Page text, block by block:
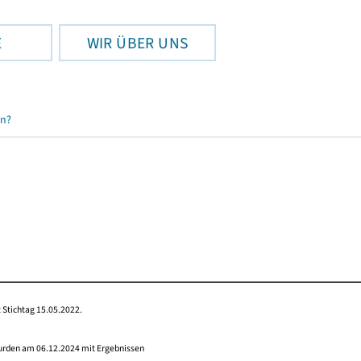
WIR ÜBER UNS
15.05.2022.
am 06.12.2024 mit Ergebnissen